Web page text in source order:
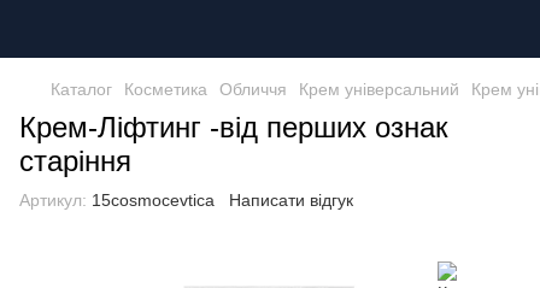
Каталог Косметика Обличчя Крем універсальний Крем
Крем-Ліфтинг -від перших ознак
старіння
Артикул: 15cosmocevtica Написати відгук